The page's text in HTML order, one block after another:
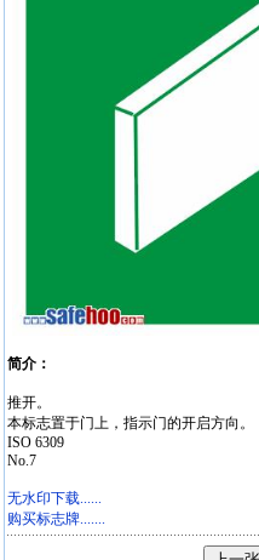
简介：
推开。
本标志置于门上，指示门的开启方向。
ISO 6309
No.7
无水印下载......
购买标志牌.......